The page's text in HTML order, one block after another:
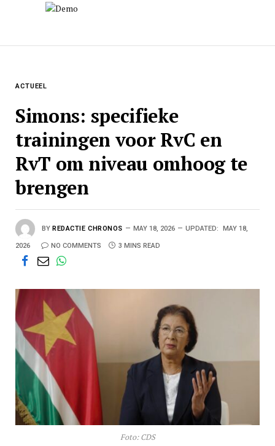
ACTUEEL
Simons: specifieke
trainingen voor RvC en
RvT om niveau omhoog te
brengen
BY REDACTIE CHRONOS MAY 18, 2026 UPDATED: MAY 18,
2026 NO COMMENTS 3 MINS READ
Foto: CDS